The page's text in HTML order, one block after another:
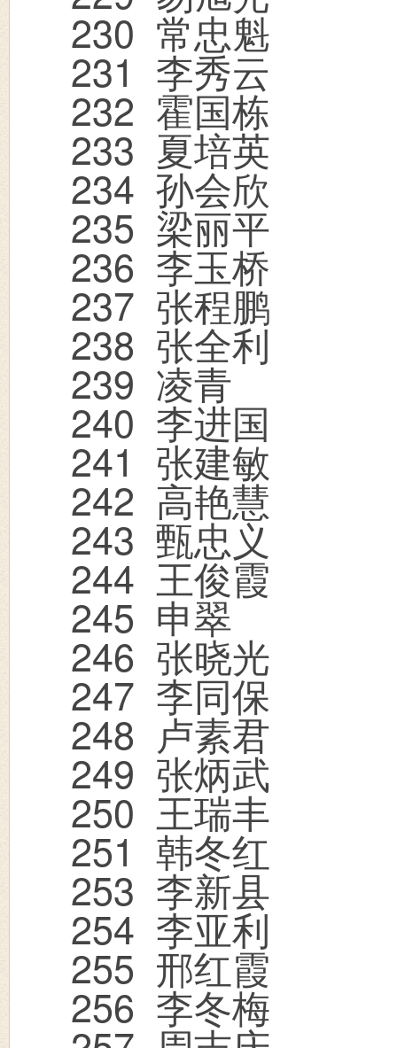
230 常忠魁
231 李秀云
232 霍国栋
233 夏培英
234孙会欣
235 梁丽平
236 李玉桥
237 张程鹏
238 张全利
239 凌青
240 李进国
241 张建敏
242 高艳慧
243甄忠义
244 王俊霞
245 申翠
246 张晓光
247 李同保
248 卢素君
249 张炳武
250 王瑞丰
251韩冬红
253 李新县
254 李亚利
255 邢红霞
256 李冬梅